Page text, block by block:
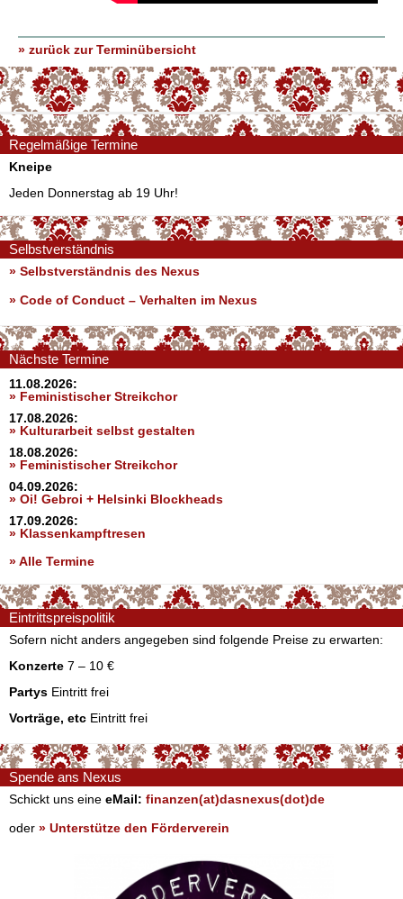
» zurück zur Terminübersicht
Regelmäßige Termine
Kneipe
Jeden Donnerstag ab 19 Uhr!
Selbstverständnis
» Selbstverständnis des Nexus
» Code of Conduct – Verhalten im Nexus
Nächste Termine
11.08.2026:
» Feministischer Streikchor
17.08.2026:
» Kulturarbeit selbst gestalten
18.08.2026:
» Feministischer Streikchor
04.09.2026:
» Oi! Gebroi + Helsinki Blockheads
17.09.2026:
» Klassenkampftresen
» Alle Termine
Eintrittspreispolitik
Sofern nicht anders angegeben sind folgende Preise zu erwarten:
Konzerte 7 – 10 €
Partys Eintritt frei
Vorträge, etc Eintritt frei
Spende ans Nexus
Schickt uns eine eMail: finanzen(at)dasnexus(dot)de
oder » Unterstütze den Förderverein